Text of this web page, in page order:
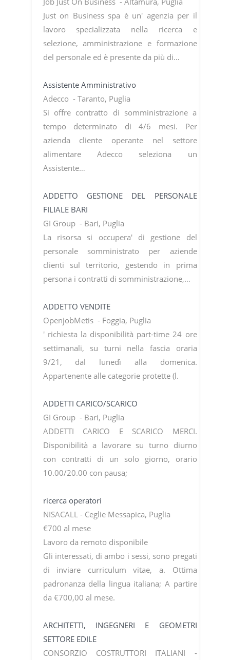
Just on Business spa è un' agenzia per il
lavoro specializzata nella ricerca e
selezione, amministrazione e formazione
del personale ed è presente da più di…
Assistente Amministrativo
Adecco - Taranto, Puglia
Si offre contratto di somministrazione a
tempo determinato di 4/6 mesi. Per
azienda cliente operante nel settore
alimentare Adecco seleziona un
Assistente…
ADDETTO GESTIONE DEL PERSONALE
FILIALE BARI
GI Group - Bari, Puglia
La risorsa si occupera' di gestione del
personale somministrato per aziende
clienti sul territorio, gestendo in prima
persona i contratti di somministrazione,…
ADDETTO VENDITE
OpenjobMetis - Foggia, Puglia
' richiesta la disponibilità part-time 24 ore
settimanali, su turni nella fascia oraria
9/21, dal lunedì alla domenica.
Appartenente alle categorie protette (l.
ADDETTI CARICO/SCARICO
GI Group - Bari, Puglia
ADDETTI CARICO E SCARICO MERCI.
Disponibilità a lavorare su turno diurno
con contratti di un solo giorno, orario
10.00/20.00 con pausa;
ricerca operatori
NISACALL - Ceglie Messapica, Puglia
€700 al mese
Lavoro da remoto disponibile
Gli interessati, di ambo i sessi, sono pregati
di inviare curriculum vitae, a. Ottima
padronanza della lingua italiana; A partire
da €700,00 al mese.
ARCHITETTI, INGEGNERI E GEOMETRI
SETTORE EDILE
CONSORZIO COSTRUTTORI ITALIANI -